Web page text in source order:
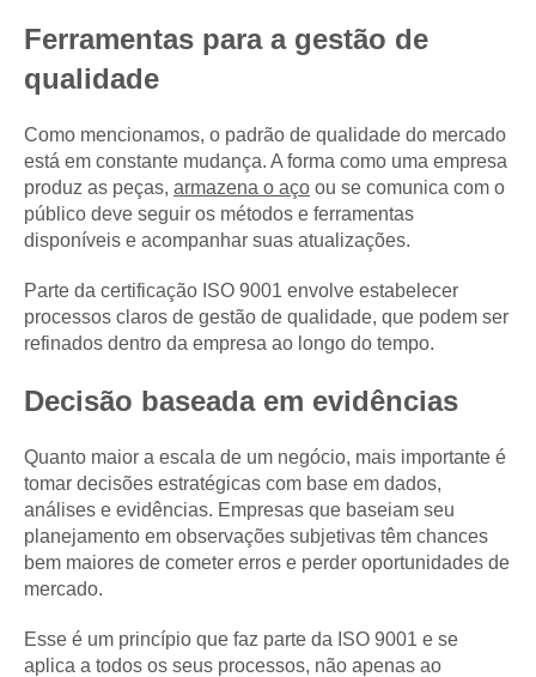
Ferramentas para a gestão de
qualidade
Como mencionamos, o padrão de qualidade do mercado
está em constante mudança. A forma como uma empresa
produz as peças, armazena o aço ou se comunica com o
público deve seguir os métodos e ferramentas
disponíveis e acompanhar suas atualizações.
Parte da certificação ISO 9001 envolve estabelecer
processos claros de gestão de qualidade, que podem ser
refinados dentro da empresa ao longo do tempo.
Decisão baseada em evidências
Quanto maior a escala de um negócio, mais importante é
tomar decisões estratégicas com base em dados,
análises e evidências. Empresas que baseiam seu
planejamento em observações subjetivas têm chances
bem maiores de cometer erros e perder oportunidades de
mercado.
Esse é um princípio que faz parte da ISO 9001 e se
aplica a todos os seus processos, não apenas ao